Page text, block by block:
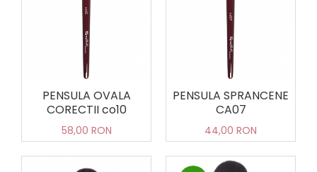
PENSULA OVALA
CORECTII co10
58,00 RON
PENSULA SPRANCENE
CA07
44,00 RON